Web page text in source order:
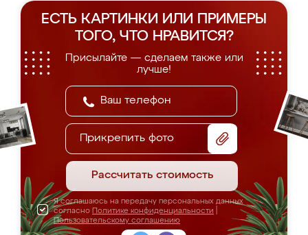
ЕСТЬ КАРТИНКИ ИЛИ ПРИМЕРЫ
ТОГО, ЧТО НРАВИТСЯ?
Присылайте — сделаем также или
лучше!
Прикрепить фото
Рассчитать стоимость
Я соглашаюсь на передачу персональных данных
согласно Политике конфиденциальности
Пользовательскому соглашению